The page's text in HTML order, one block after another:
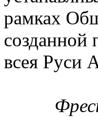
рамках
созданной
всея Руси